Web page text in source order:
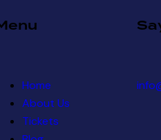
Home
About Us
Tickets